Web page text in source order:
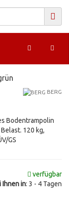
BERG
Bodentrampolin
120 kg,
GS
verfügbar
Ihnen in: 3 - 4 Tagen